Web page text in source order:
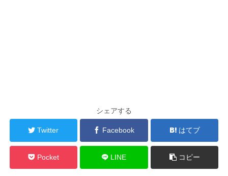
シェアする
Twitter Facebook はてブ
Pocket LINE コピー